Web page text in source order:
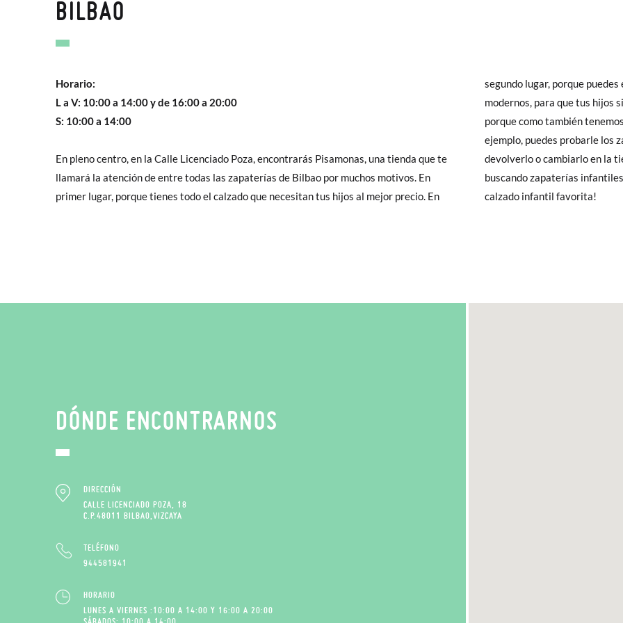
BILBAO
Horario:
L a V: 10:00 a 14:00 y de 16:00 a 20:00
S: 10:00 a 14:00
En pleno centro, en la Calle Licenciado Poza, encontrarás Pisamonas, una tienda que te
llamará la atención de entre todas las zapaterías de Bilbao por muchos motivos. En
primer lugar, porque tienes todo el calzado que necesitan tus hijos al mejor precio. En
segundo lugar, porque
modernos, para que tus hijos
porque como también
ejemplo, puedes probarle los
devolverlo o cambiarlo en la tienda aunque lo hayas comprado por Internet. ¡Si estabas
buscando zapaterías infantiles de Bilbao Pisamonas se convertirá en tu tienda de
calzado infantil favorita!
DÓNDE ENCONTRARNOS
DIRECCIÓN
CALLE LICENCIADO POZA, 18
C.P.48011 BILBAO,VIZCAYA
TELÉFONO
944581941
HORARIO
LUNES A VIERNES :10:00 A 14:00 Y 16:00 A 20:00